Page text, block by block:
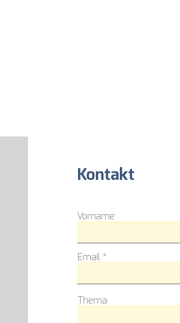
Kontakt
Vorname
Email
Thema